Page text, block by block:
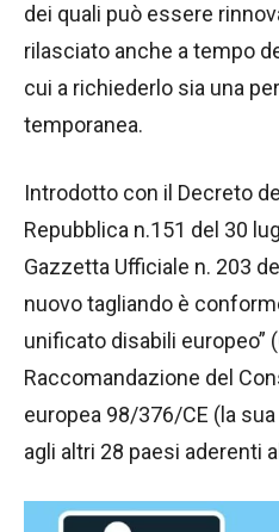
dei quali può essere
rilasciato anche a tempo
cui a richiederlo sia una
temporanea.
Introdotto con il Decreto
Repubblica n.151 del 30
Gazzetta Ufficiale n. 203
nuovo tagliando è
unificato disabili europeo”
Raccomandazione del
europea 98/376/CE (la
agli altri 28 paesi aderenti